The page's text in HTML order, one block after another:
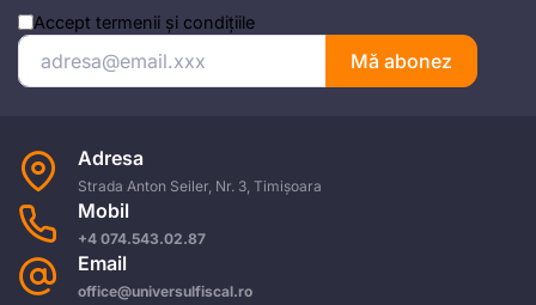
Accept termenii și condițiile
Mă abonez
Adresa
Strada Anton Seiler, Nr. 3, Timișoara
Mobil
+4 074.543.02.87
Email
office@universulfiscal.ro